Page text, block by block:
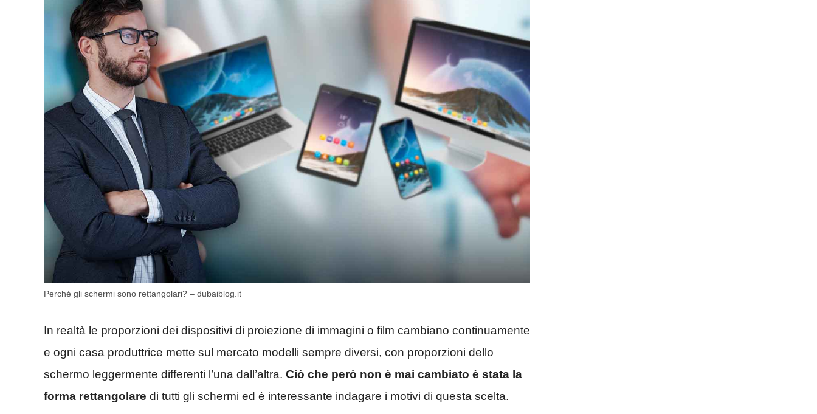
Perché gli schermi sono rettangolari? – dubaiblog.it
In realtà le proporzioni dei dispositivi di proiezione di immagini o film cambiano continuamente
e ogni casa produttrice mette sul mercato modelli sempre diversi, con proporzioni dello
schermo leggermente differenti l’una dall’altra. Ciò che però non è mai cambiato è stata la
forma rettangolare di tutti gli schermi ed è interessante indagare i motivi di questa scelta.